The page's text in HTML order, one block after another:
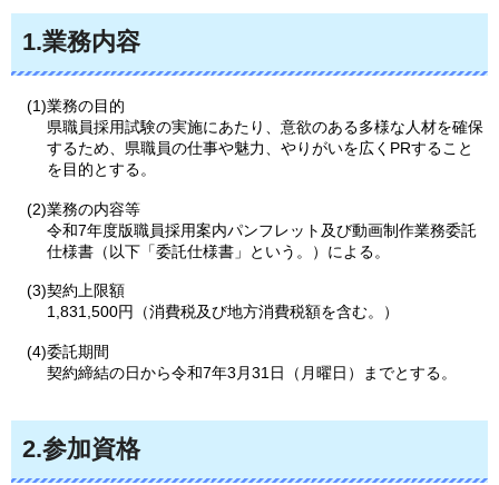
1.業務内容
(1)業務の目的
県職員採用試験の実施にあたり、意欲のある多様な人材を確保
するため、県職員の仕事や魅力、やりがいを広くPRすること
を目的とする。
(2)業務の内容等
令和7年度版職員採用案内パンフレット及び動画制作業務委託
仕様書（以下「委託仕様書」という。）による。
(3)契約上限額
1,831,500円（消費税及び地方消費税額を含む。）
(4)委託期間
契約締結の日から令和7年3月31日（月曜日）までとする。
2.参加資格